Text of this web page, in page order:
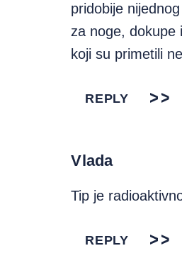
pridobije
za noge, dokupe
koji su primetili
REPLY
Vlada
Tip je
REPLY